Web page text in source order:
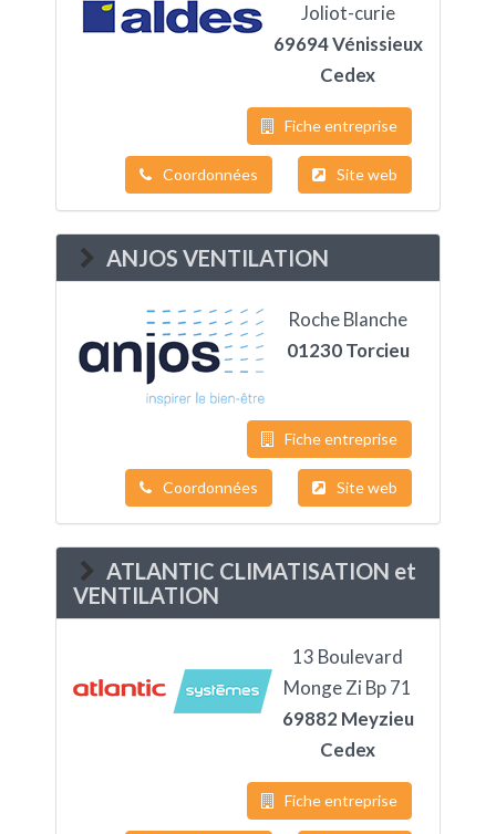
Joliot-curie
69694 Vénissieux
Cedex
Fiche entreprise
Coordonnées Site web
ANJOS VENTILATION
Roche Blanche
01230 Torcieu
Fiche entreprise
Coordonnées Site web
ATLANTIC CLIMATISATION et
VENTILATION
13 Boulevard
Monge Zi Bp 71
69882 Meyzieu
Cedex
Fiche entreprise